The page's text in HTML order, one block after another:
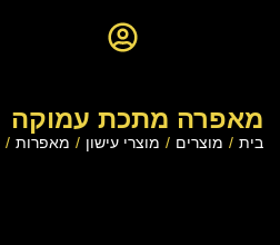
מאפרה מתכת עמוקה
בית / מוצרים / מוצרי עישון / מאפרות /